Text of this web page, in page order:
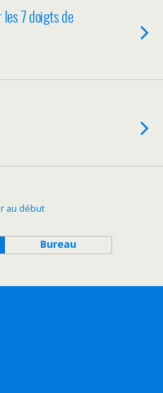
les 7 doigts de
au début
Bureau